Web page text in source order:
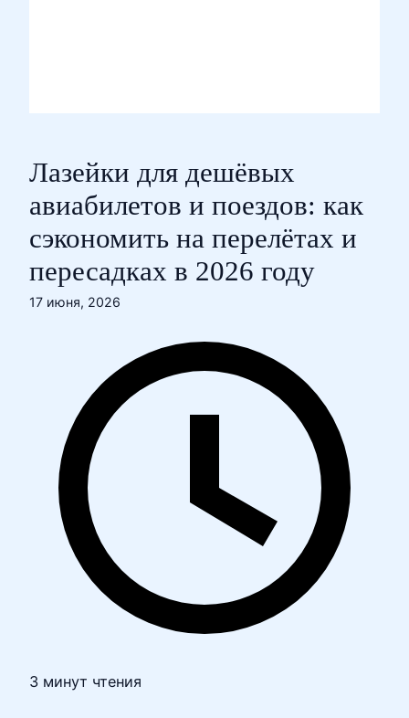
Лазейки для дешёвых
авиабилетов и поездов: как
сэкономить на перелётах и
пересадках в 2026 году
17 июня, 2026
3 минут чтения